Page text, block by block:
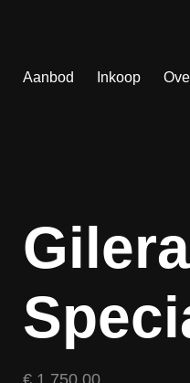
Aanbod Inkoop
€1.750,00